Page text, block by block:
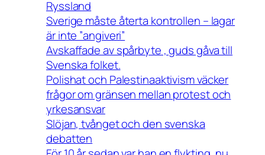
Ryssland
Sverige måste återta kontrollen – lagar
är inte ”angiveri”
Avskaffade av spårbyte , guds gåva till
Svenska folket.
Polishat och Palestinaaktivism väcker
frågor om gränsen mellan protest och
yrkesansvar
Slöjan, tvånget och den svenska
debatten